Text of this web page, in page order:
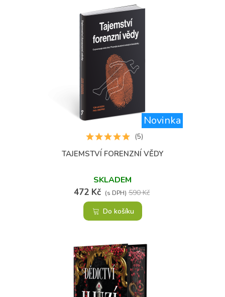
Novinka
TAJEMSTVÍ FORENZNÍ VĚDY
SKLADEM
472 Kč (s DPH) 590 Kč
(5)
Do košíku